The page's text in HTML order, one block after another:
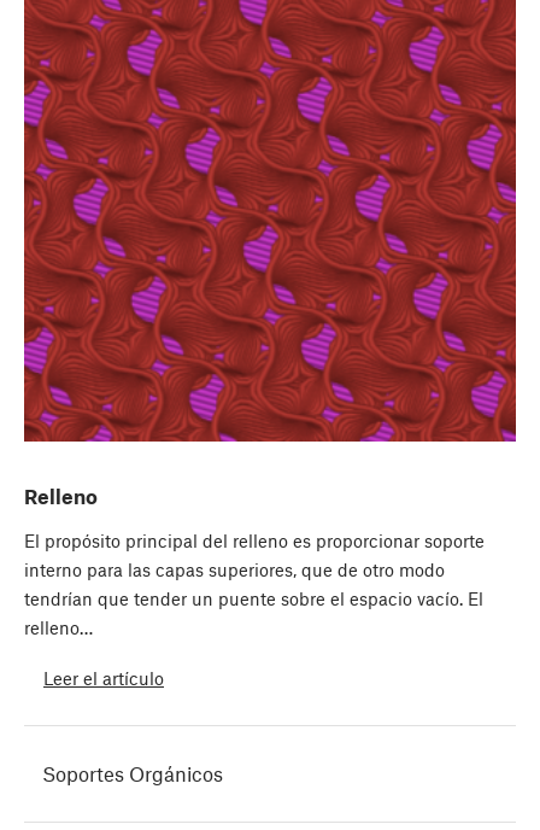
Relleno
El propósito principal del relleno es proporcionar soporte
interno para las capas superiores, que de otro modo
tendrían que tender un puente sobre el espacio vacío. El
relleno…
Leer el artículo
Soportes Orgánicos